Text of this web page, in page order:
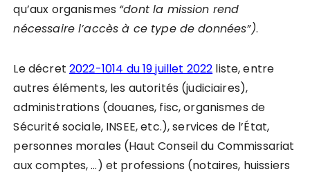
qu’aux organismes “dont la mission rend
nécessaire l’accès à ce type de données”).
Le décret 2022-1014 du 19 juillet 2022 liste, entre
autres éléments, les autorités (judiciaires),
administrations (douanes, fisc, organismes de
Sécurité sociale, INSEE, etc.), services de l’État,
personnes morales (Haut Conseil du Commissariat
aux comptes, …) et professions (notaires, huissiers